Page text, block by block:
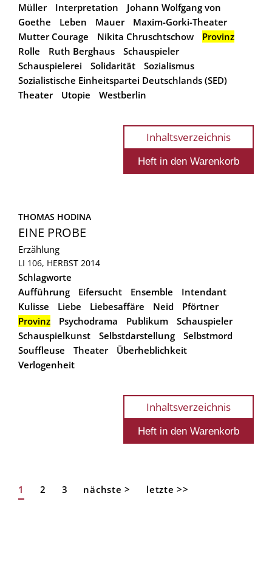
Müller
Interpretation
Johann Wolfgang von
Goethe
Leben Mauer
Maxim-Gorki-Theater
Mutter Courage
Nikita Chruschtschow
Provinz
Rolle
Ruth Berghaus
Schauspieler
Schauspielerei
Solidarität
Sozialismus
Sozialistische Einheitspartei Deutschlands (SED)
Theater
Utopie Westberlin
Inhaltsverzeichnis
THOMAS HODINA
EINE PROBE
Erzählung
LI 106, HERBST 2014
Schlagworte
Aufführung
Eifersucht Ensemble
Intendant
Kulisse
Liebe Liebesaffäre Neid
Pförtner
Provinz
Psychodrama Publikum
Schauspieler
Schauspielkunst
Selbstdarstellung
Selbstmord
Souffleuse
Theater
Überheblichkeit
Verlogenheit
Inhaltsverzeichnis
Seitennummerierung
Aktuelle
1 Page
2 Page
3
Nächste
nächste >
Letzte
letzte >>